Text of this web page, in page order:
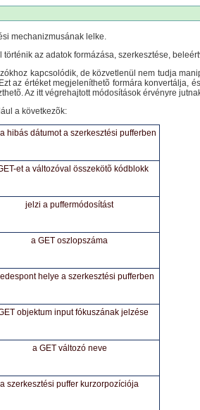
mechanizmusának lelke.
történik az adatok formázása, szerkesztése,
kapcsolódik, de közvetlenül nem tudja
az értéket megjeleníthetõ formára konvertálja,
Az itt végrehajtott módosítások érvényre
a következõk:
hibás dátumot a szerkesztési pufferben
et a változóval összekötõ kódblokk
jelzi a puffermódosítást
a GET oszlopszáma
helye a szerkesztési pufferben
objektum input fókuszának jelzése
a GET változó neve
a szerkesztési puffer kurzorpozíciója